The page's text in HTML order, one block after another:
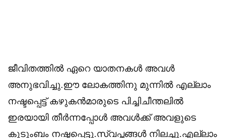
ജീവിതത്തിൽ ഏറെ യാതനകൾ അവൾ
അനുഭവിച്ചു.ഈ ലോകത്തിനു മുന്നിൽ എല്ലാം
നഷ്ടപ്പെട്ട് കഴുകൻമാരുടെ പിച്ചിചീന്തലിൽ
ഇരയായി തീർന്നപ്പോൾ അവൾക്ക് അവളുടെ
കുടുംബം നഷ്ടപ്പെട്ടു.സ്വപ്നങ്ങൾ നിലച്ചു.എല്ലാം